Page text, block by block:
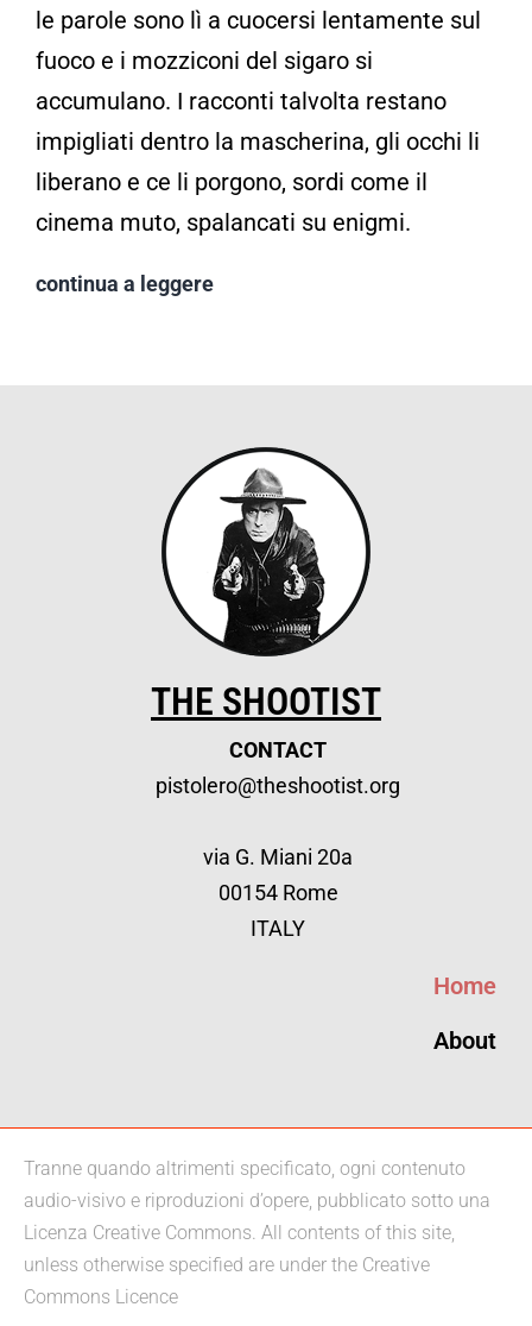
le parole sono lì a cuocersi lentamente sul
fuoco e i mozziconi del sigaro si
accumulano. I racconti talvolta restano
impigliati dentro la mascherina, gli occhi li
liberano e ce li porgono, sordi come il
cinema muto, spalancati su enigmi.
continua a leggere
THE SHOOTIST
CONTACT
pistolero@theshootist.org
via G. Miani 20a
00154 Rome
ITALY
Home
About
Tranne quando altrimenti specificato, ogni contenuto
audio-visivo e riproduzioni d’opere, pubblicato sotto una
Licenza Creative Commons. All contents of this site,
unless otherwise specified are under the Creative
Commons Licence